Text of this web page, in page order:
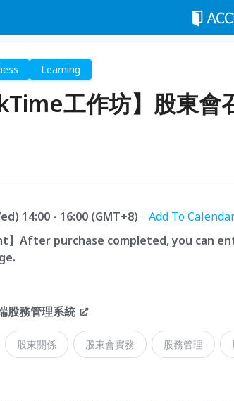
Learning
工作坊】股東會
14:00 - 16:00 (GMT+8)
Add To
】After purchase completed, you can
股務管理系統
股東關係 股東會實務 股務管理